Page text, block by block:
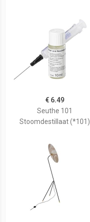
€ 6.49
Seuthe 101
Stoomdestillaat (*101)